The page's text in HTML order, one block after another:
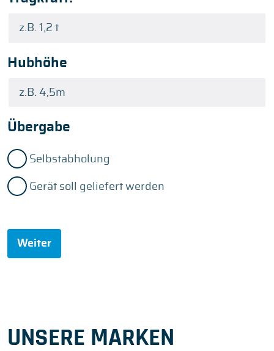
Hubhöhe
Übergabe
Selbstabholung
Gerät soll geliefert werden
Weiter
UNSERE MARKEN